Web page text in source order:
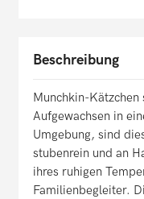
Beschreibung
Munchkin-Kätzchen
Aufgewachsen in
Umgebung, sind
stubenrein und an
ihres ruhigen
Familienbegleiter.